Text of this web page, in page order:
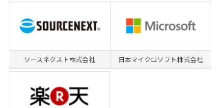
ソースネクスト株式会社 日本マイクロソフト株式会社